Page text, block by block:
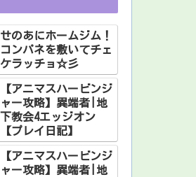
せのあにホームジム！
コンパネを敷いてチェ
ケラッチョ☆彡
【アニマスハービンジ
ャー攻略】異端者|地
下教会4エッジオン
【プレイ日記】
【アニマスハービンジ
ャー攻略】異端者|地